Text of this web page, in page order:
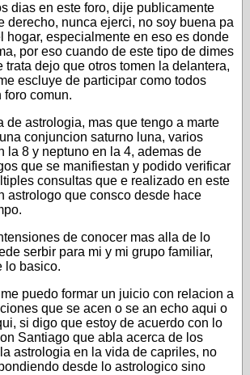
dias en este foro, dije publicamente
derecho, nunca ejerci, no soy buena pa
hogar, especialmente en eso es donde
por eso cuando de este tipo de dimes
trata dejo que otros tomen la delantera,
escluye de participar como todos
foro comun.
de astrologia, mas que tengo a marte
conjuncion saturno luna, varios
la 8 y neptuno en la 4, ademas de
que se manifiestan y podido verificar
consultas que e realizado en este
astrologo que consco desde hace
de conocer mas alla de lo
serbir para mi y mi grupo familiar,
lo basico.
puedo formar un juicio con relacion a
que se acen o se an echo aqui o
si digo que estoy de acuerdo con lo
Santiago que abla acerca de los
astrologia en la vida de capriles, no
desde lo astrologico sino